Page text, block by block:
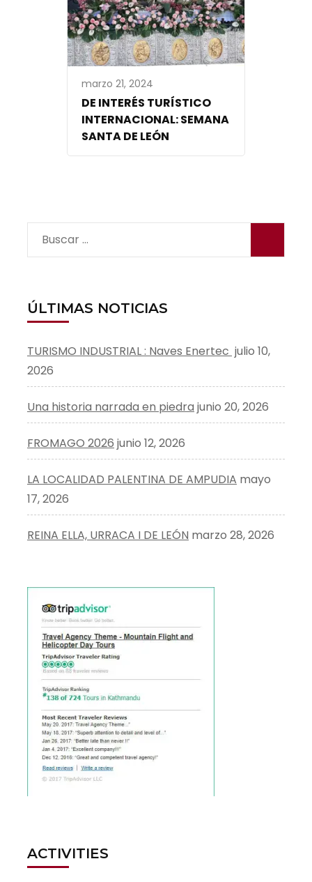
marzo 21, 2024
DE INTERÉS TURÍSTICO
INTERNACIONAL: SEMANA
SANTA DE LEÓN
Buscar:
ÚLTIMAS NOTICIAS
TURISMO INDUSTRIAL : Naves Enertec julio 10,
2026
Una historia narrada en piedra junio 20, 2026
FROMAGO 2026 junio 12, 2026
LA LOCALIDAD PALENTINA DE AMPUDIA mayo
17, 2026
REINA ELLA, URRACA I DE LEÓN marzo 28, 2026
ACTIVITIES